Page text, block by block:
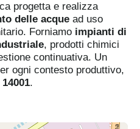
progetta e realizza
delle acque ad uso
Forniamo impianti di
, prodotti chimici
continuativa. Un
ogni contesto produttivo,
14001.